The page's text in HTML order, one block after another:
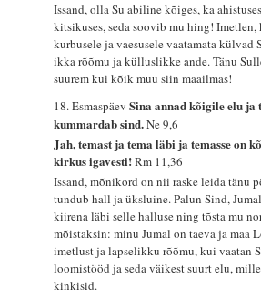
Issand, olla Su abiline kõiges, ka
kitsikuses, seda soovib mu hing! Imetlen,
kurbusele ja vaesusele vaatamata külvad
ikka rõõmu ja külluslikke ande. Tänu
suurem kui kõik muu siin maailmas!
18. EsmaspäevSina annad kõigile elu ja
kummardab sind.Ne 9,6
Jah, temast ja tema läbi ja temasse on
kirkus igavesti!Rm 11,36
Issand, mõnikord on nii raske leida tänu
tundub hall ja üksluine. Palun Sind,
kiirena läbi selle halluse ning tõsta mu
mõistaksin: minu Jumal on taeva ja maa
imetlust ja lapselikku rõõmu, kui vaatan
loomistööd ja seda väikest suurt elu,
kinkisid.